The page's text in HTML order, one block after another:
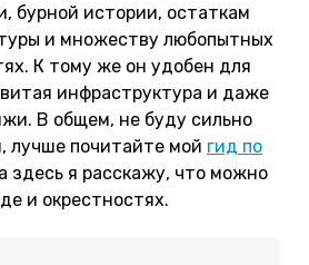
бурной истории, остаткам
и множеству любопытных
К тому же он удобен для
инфраструктура и даже
В общем, не буду сильно
лучше почитайте мой гид по
здесь я расскажу, что можно
и окрестностях.